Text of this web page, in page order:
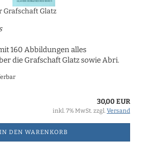
Grafschaft Glatz
160 Abbildungen alles
die Grafschaft Glatz sowie Abri.
30,00 EUR
inkl. 7% MwSt. zzgl. Versand
IN DEN WARENKORB